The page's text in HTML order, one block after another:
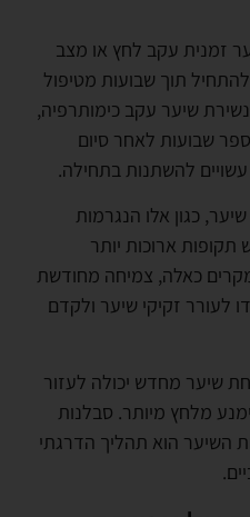
זמנית עקב לחץ או מצב
תוך שבועות מטיפול
שיער עקב כימותרפיה,
שבועות לאחר סיום
להשתנות בתחילה.
כגון אלו הנגרמות
תקופות ארוכות יותר
כאלה, צמיחה מחודשת
לעורר זקיקי שיער ולקדם
שיער מחדש יכולה לעזור
מלחץ מיותר. סבלנות
השיער הוא תהליך הדרגתי